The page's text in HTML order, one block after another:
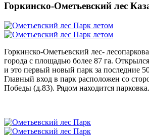
Горкинско-Ометьевский лес
Горкинско-Ометьевский лес-
города с площадью более 87 га.
и это первый новый парк за последние
Главный вход в парк расположен со
Победы (д.83). Рядом находится парковка.